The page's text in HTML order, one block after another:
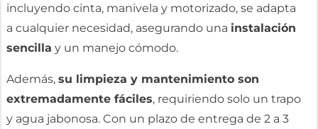
incluyendo cinta, manivela y motorizado, se adapta
a cualquier necesidad, asegurando una instalación
sencilla y un manejo cómodo.
Además,su limpieza y mantenimiento son
extremadamente fáciles, requiriendo solo un trapo
y agua jabonosa. Con un plazo de entrega de 2 a 3